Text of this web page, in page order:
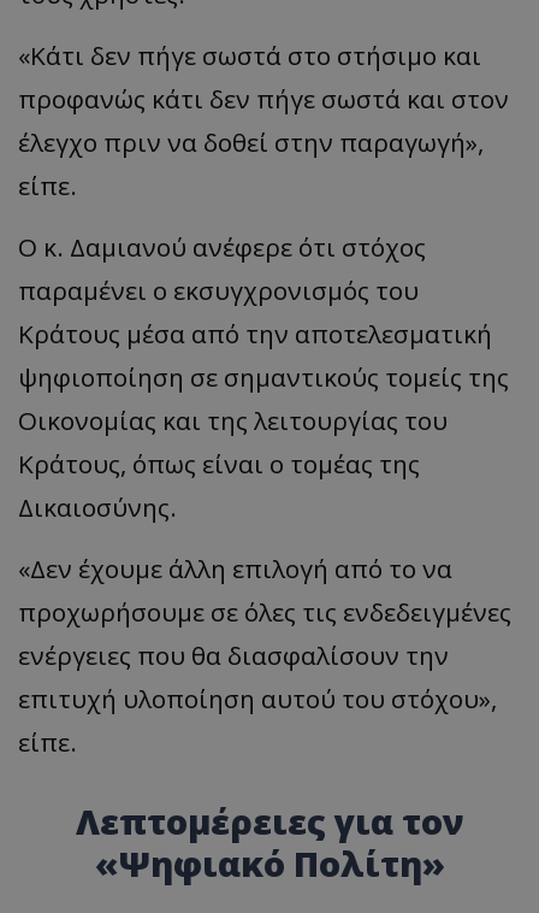
«Κάτι δεν πήγε σωστά στο στήσιμο και
προφανώς κάτι δεν πήγε σωστά και στον
έλεγχο πριν να δοθεί στην παραγωγή»,
είπε.
Ο κ. Δαμιανού ανέφερε ότι στόχος
παραμένει ο εκσυγχρονισμός του
Κράτους μέσα από την αποτελεσματική
ψηφιοποίηση σε σημαντικούς τομείς της
Οικονομίας και της λειτουργίας του
Κράτους, όπως είναι ο τομέας της
Δικαιοσύνης.
«Δεν έχουμε άλλη επιλογή από το να
προχωρήσουμε σε όλες τις ενδεδειγμένες
ενέργειες που θα διασφαλίσουν την
επιτυχή υλοποίηση αυτού του στόχου»,
είπε.
Λεπτομέρειες για τον
«Ψηφιακό Πολίτη»